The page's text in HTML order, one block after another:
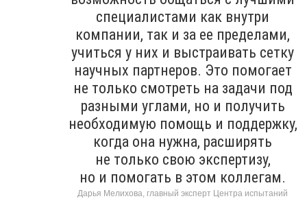
специалистами как внутри
компании, так и за ее пределами,
учиться у них и выстраивать сетку
научных партнеров. Это помогает
не только смотреть на задачи под
разными углами, но и получить
необходимую помощь и поддержку,
когда она нужна, расширять
не только свою экспертизу,
но и помогать в этом коллегам.
Дарья Мелихова, главный эксперт Центра испытаний